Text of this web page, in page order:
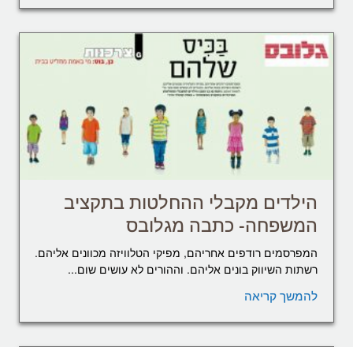
הילדים מקבלי ההחלטות בתקציב
המשפחה- כתבה מגלובס
המפרסמים רודפים אחריהם, מפיקי הטלוויזה מכוונים אליהם.
רשתות השיווק בונים אליהם. וההורים לא עושים שום...
להמשך קריאה